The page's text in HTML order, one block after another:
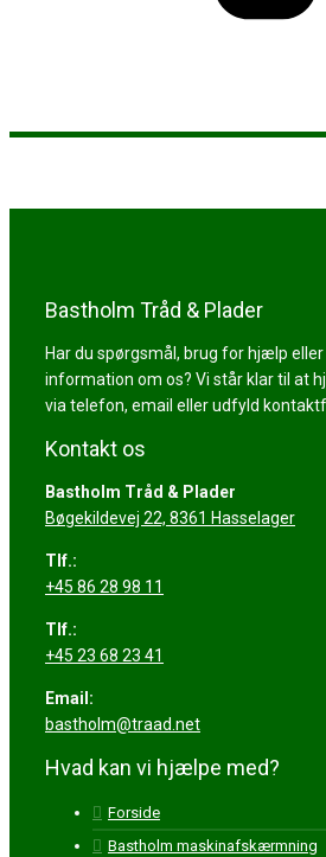
Bastholm Tråd & Plader
Har du spørgsmål, brug for hjælp
information om os? Vi står klar til at
via telefon, email eller udfyld
Kontakt os
Bastholm Tråd & Plader
​Bøgekildevej 22, 8361 Hasselager
Tlf.:
+45 86 28 98 11
Tlf.:
+45 23 68 23 41
Email:
bastholm@traad.net
Hvad kan vi hjælpe med?
Forside
Bastholm maskinafskærmning